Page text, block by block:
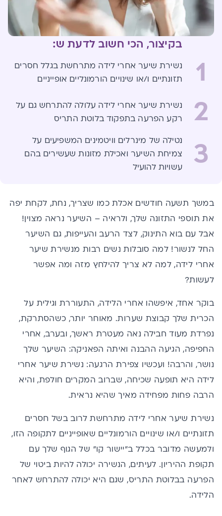
בקיצור, הכי חשוב לדעת ש:
1
נשירת שיער אחרי לידה מתרחשת בגלל חסרים
תזונתיים ו/או שינויים הורמונליים אופייניים
2
נשירת שיער אחרי לידה עלולה להתרחש גם על
רקע הפרעה בתפקוד בלוטת התריס
3
נטילה של מינרלים וויטמינים המשפיעים על
צמיחת השיער ואכילת מזונות שעשירים בהם
עשויות להועיל
במשך תשעה חודשים אכלת כמו שצריך, נחת, לקחת יפה
את תוספי התזונה שלך, ולראיה – השיער נראה מצוין!
אבל עם בוא התינוק, לצד הרעב והעייפות, גם השיער
החל לנשור! למה סובלות נשים רבות מנשירת שיער
אחרי לידה, למה לא צריך להילחץ מזה ומה אפשר
לעשות?
בוקר אחד, איפשהו אחרי הלידה, התעוררת וגילית על
הכרית שלך קבוצת שערות. מאוחר יותר, כשהסתרקת,
נפרדת מעוד חבילה נאה מעטרת ראשך, ובערב, אחרי
החפיפה, הגיעה ההבנה ואיתה הפאניקה: השיער שלך
נושר, והרבה! ועכשיו צפירת הרגעה: נשירת שיער אחרי
לידה היא תופעה שכיחה, שברוב המקרים חולפת, והיא
הרבה פחות מפחידה מאיך שהיא נראית.
נשירת שיער אחרי לידה מתרחשת לרוב בשל חסרים
תזונתיים ו/או שינויים הורמונליים שאופייניים לתקופה הזו,
ולמעשה מדובר בכלל ב”יישור קו” של הגוף שלך עם
תקופת ההיריון. לעיתים, הנשירה יכולה להיות ביטוי של
הפרעה בבלוטת התריס, שגם היא יכולה להתרחש לאחר
הלידה.